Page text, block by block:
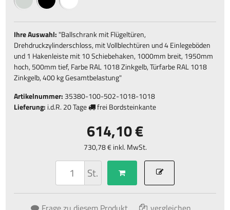
Ihre Auswahl: "Ballschrank mit Flügeltüren,
Drehdruckzylinderschloss, mit Vollblechtüren und 4 Einlegeböden
und 1 Hakenleiste mit 10 Schiebehaken, 1000mm breit, 1950mm
hoch, 500mm tief, Farbe RAL 1018 Zinkgelb, Türfarbe RAL 1018
Zinkgelb, 400 kg Gesamtbelastung"
Artikelnummer: 35380-100-502-1018-1018
Lieferung: i.d.R. 20 Tage frei Bordsteinkante
614,10 €
730,78 € inkl. MwSt.
St.